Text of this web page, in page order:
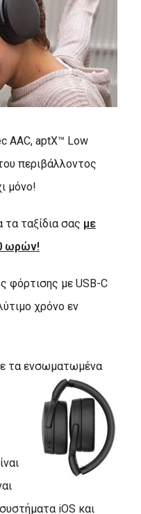
AAC, aptX™ Low
περιβάλλοντος
μόνο!
τα ταξίδια σας με
ωρών!
φόρτισης με USB-C
χρόνο εν
τα ενσωματωμένα
iOS και